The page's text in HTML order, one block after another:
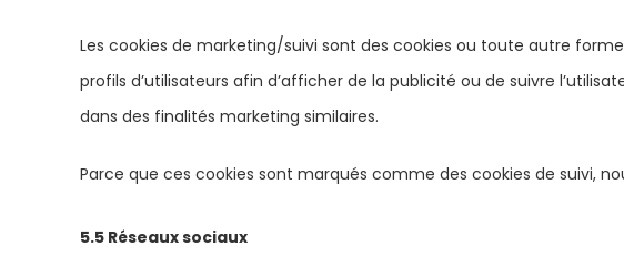
Les cookies de marketing/suivi sont des cookies ou toute autre
profils d’utilisateurs afin d’afficher de la publicité ou de suivre
dans des finalités marketing similaires.
Parce que ces cookies sont marqués comme des cookies de suivi,
5.5 Réseaux sociaux